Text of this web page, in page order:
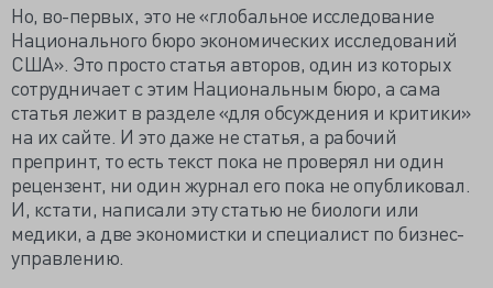
Но, во-первых, это не «глобальное исследование
Национального бюро экономических исследований
США». Это просто статья авторов, один из которых
сотрудничает с этим Национальным бюро, а сама
статья лежит в разделе «для обсуждения и критики»
на их сайте. И это даже не статья, а рабочий
препринт, то есть текст пока не проверял ни один
рецензент, ни один журнал его пока не опубликовал.
И, кстати, написали эту статью не биологи или
медики, а две экономистки и специалист по бизнес-
управлению.